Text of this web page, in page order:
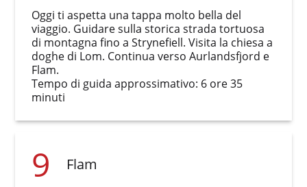
Oggi ti aspetta una tappa molto bella del
viaggio. Guidare sulla storica strada tortuosa
di montagna fino a Strynefiell. Visita la chiesa a
doghe di Lom. Continua verso Aurlandsfjord e
Flam.
Tempo di guida approssimativo: 6 ore 35
minuti
9 Flam